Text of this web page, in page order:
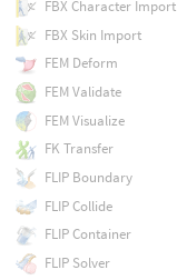
FBX Character Import
FBX Skin Import
FEM Deform
FEM Validate
FEM Visualize
FK Transfer
FLIP Boundary
FLIP Collide
FLIP Container
FLIP Solver